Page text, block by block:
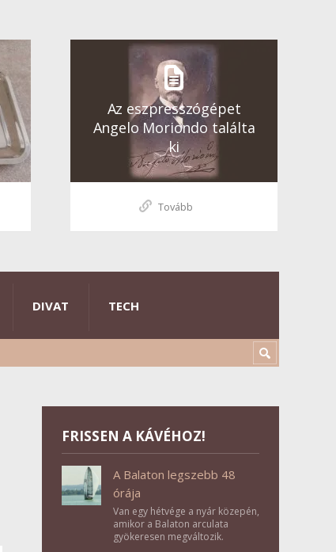
Az eszpresszógépet
Angelo Moriondo találta
ki
Tovább
DIVAT TECH
FRISSEN A KÁVÉHOZ!
A Balaton legszebb 48
órája
Van egy hétvége a nyár közepén,
amikor a Balaton arculata
gyökeresen megváltozik.